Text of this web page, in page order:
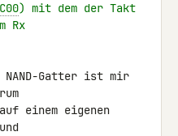
) mit dem der Takt
Rx
NAND-Gatter ist mir
einem eigenen